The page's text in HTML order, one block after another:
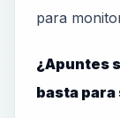
para
¿Apuntes
basta